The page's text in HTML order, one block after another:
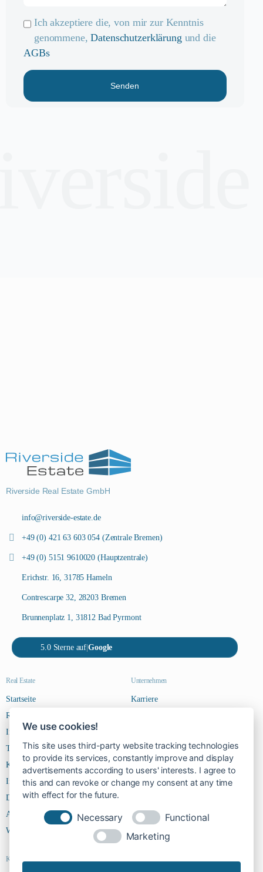
We use cookies!
This site uses third-party website tracking technologies
to provide its services, constantly improve and display
advertisements according to users' interests. I agree to
this and can revoke or change my consent at any time
with effect for the future.
Necessary
Functional
Marketing
Ich akzeptiere die, von mir zur Kenntnis
genommene,Datenschutzerklärung und die
AGBs
Senden
Riverside Real Estate GmbH
info@riverside-estate.de
+49 (0) 421 63 603 054 (Zentrale Bremen)
+49 (0) 5151 9610020 (Hauptzentrale)
Erichstr. 16, 31785 Hameln
Contrescarpe 32, 28203 Bremen
Brunnenplatz 1, 31812 Bad Pyrmont
5.0 Sterne auf |Google
Real Estate
Startseite
Riverside Steps
Immobilien
Team
Kontakt
Impressum
Datenschutz
AGBs
Widerruf
Unternehmen
Karriere
Kontakt